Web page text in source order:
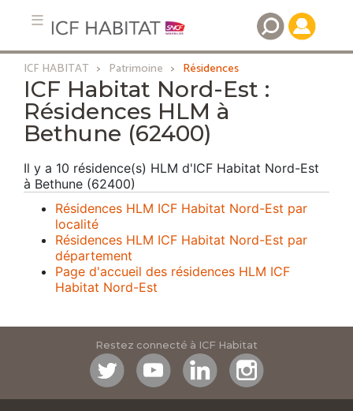
Aller
contenu
principal
ICF HABITAT Patrimoine Résidences
ICF Habitat Nord-Est :
Résidences HLM à
Bethune (62400)
Il y a 10 résidence(s) HLM d'ICF Habitat Nord-Est
à Bethune (62400)
Résidences HLM ICF Habitat Nord-Est par
localité
Résidences HLM ICF Habitat Nord-Est par
département
Page d'accueil des résidences HLM ICF
Habitat Nord-Est
Restez connecté à ICF Habitat